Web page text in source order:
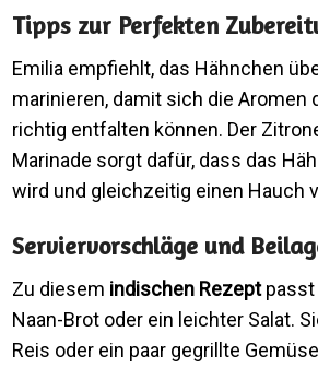
Tipps zur Perfekten
Emilia empfiehlt, das Hähnchen
marinieren, damit sich die Aromen
richtig entfalten können. Der
Marinade sorgt dafür, dass das
wird und gleichzeitig einen Hauch
Serviervorschläge und
Zu diesem indischen Rezeptpasst
Naan-Brot oder ein leichter Salat.
Reis oder ein paar gegrillte